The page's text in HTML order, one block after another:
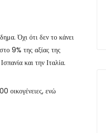
Όχι ότι δεν το κάνει
9% της αξίας της
και την Ιταλία.
οικογένειες, ενώ